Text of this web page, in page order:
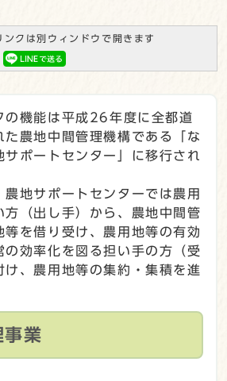
クは別ウィンドウで開きます
機能は平成26年度に全都道
た農地中間管理機構である「な
サポートセンター」に移行され
地サポートセンターでは農用
方（出し手）から、農地中間管
等を借り受け、農用地等の有効
の効率化を図る担い手の方（受
け、農用地等の集約・集積を進
事業